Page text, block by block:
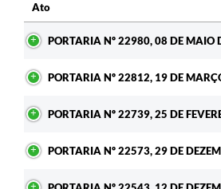
Ato
PORTARIA Nº 22980, 08 DE MAIO
PORTARIA Nº 22812, 19 DE
PORTARIA Nº 22739, 25 DE
PORTARIA Nº 22573, 29 DE